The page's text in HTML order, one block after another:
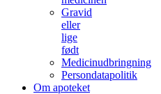
Gravid
eller
lige
født
Medicinudbringning
Persondatapolitik
Om apoteket